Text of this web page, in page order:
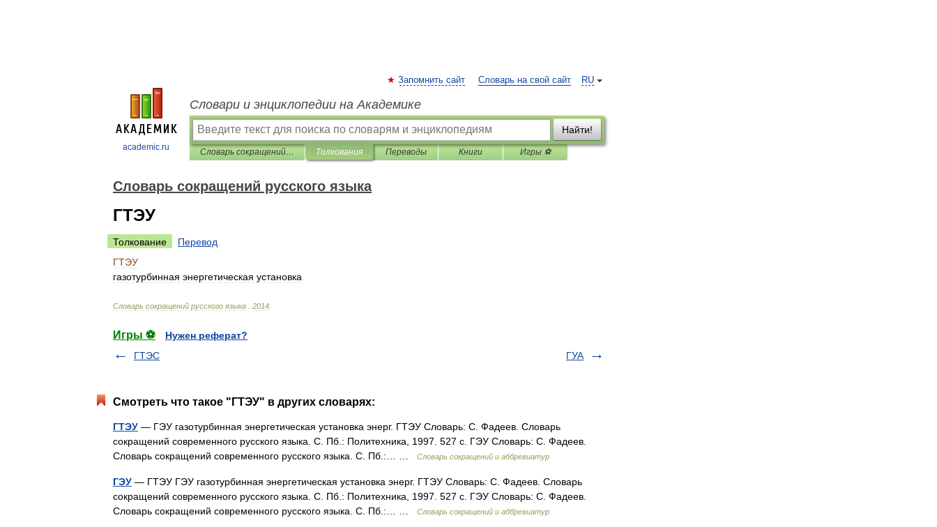
academic.ru
RU
Запомнить сайт Словарь на свой сайт
Словари и энциклопедии на Академике
Найти!
Словарь сокращений русского языка Толкования Переводы Книги Игры ⚽
Словарь сокращений русского языка
ГТЭУ
Толкование
Перевод
ГТЭУ
газотурбинная энергетическая установка
Словарь сокращений русского языка 2014
Игры ⚽
Нужен реферат?
ГТЭС
ГУА
Смотреть что такое "ГТЭУ" в других словарях:
ГТЭУ — ГЭУ газотурбинная энергетическая установка энерг. ГТЭУ Словарь: С. Фадеев. Словарь
сокращений современного русского языка. С. Пб.: Политехника, 1997. 527 с. ГЭУ Словарь: С. Фадеев.
Словарь сокращений современного русского языка. С. Пб.:… …
Словарь сокращений и аббревиатур
ГЭУ — ГТЭУ ГЭУ газотурбинная энергетическая установка энерг. ГТЭУ Словарь: С. Фадеев. Словарь
сокращений современного русского языка. С. Пб.: Политехника, 1997. 527 с. ГЭУ Словарь: С. Фадеев.
Словарь сокращений современного русского языка. С. Пб.:… …
Словарь сокращений и аббревиатур